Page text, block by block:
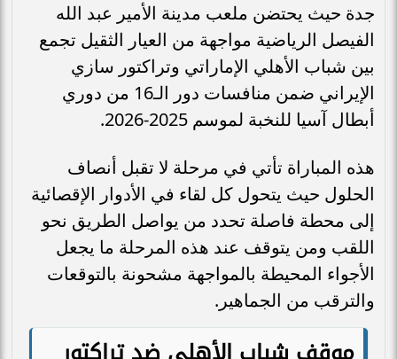
جدة حيث يحتضن ملعب مدينة الأمير عبد الله
الفيصل الرياضية مواجهة من العيار الثقيل تجمع
بين شباب الأهلي الإماراتي وتراكتور سازي
الإيراني ضمن منافسات دور الـ16 من دوري
أبطال آسيا للنخبة لموسم 2025-2026.
هذه المباراة تأتي في مرحلة لا تقبل أنصاف
الحلول حيث يتحول كل لقاء في الأدوار الإقصائية
إلى محطة فاصلة تحدد من يواصل الطريق نحو
اللقب ومن يتوقف عند هذه المرحلة ما يجعل
الأجواء المحيطة بالمواجهة مشحونة بالتوقعات
والترقب من الجماهير.